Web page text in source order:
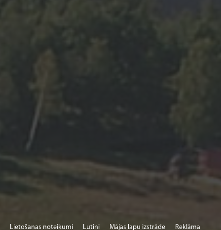
Lietošanas noteikumi Lutini Mājas lapu izstrāde Reklāma